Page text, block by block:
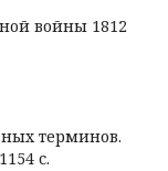
войны 1812
терминов.
с.